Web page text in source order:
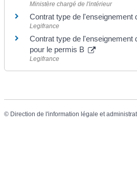
Ministère chargé de l'intérieur
Contrat type de l'enseignement
Legifrance
Contrat type de l'enseignement
pour le permis B
Legifrance
© Direction de l'information légale et